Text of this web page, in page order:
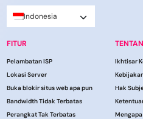
Indonesia
FITUR
Pelambatan ISP
Lokasi Server
Buka blokir situs web apa pun
Bandwidth Tidak Terbatas
Perangkat Tak Terbatas
Ikhtisar
Hak